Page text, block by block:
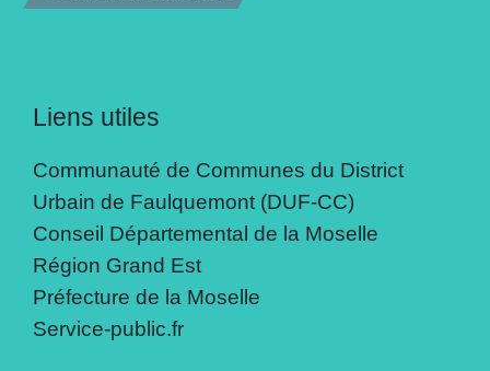
Liens utiles
Communauté de Communes du District
Urbain de Faulquemont (DUF-CC)
Conseil Départemental de la Moselle
Région Grand Est
Préfecture de la Moselle
Service-public.fr